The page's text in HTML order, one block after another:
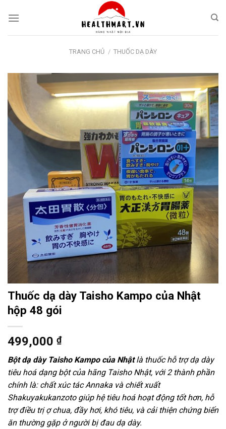
TRANG CHỦ / THUỐC DẠ DÀY
Thuốc dạ dày Taisho Kampo của Nhật
hộp 48 gói
499,000 ₫
Bột dạ dày Taisho Kampo của Nhậtlà thuốc hỗ trợ dạ dày
tiêu hoá dạng bột của hãng Taisho Nhật, với 2 thành phần
chính là: chất xúc tác Annaka và chiết xuất
Shakuyakukanzoto giúp hệ tiêu hoá hoạt động tốt hơn, hỗ
trợ điều trị ợ chua, đầy hơi, khó tiêu, và cải thiện chứng biến
ăn thường gặp ở người bị đau dạ dày.